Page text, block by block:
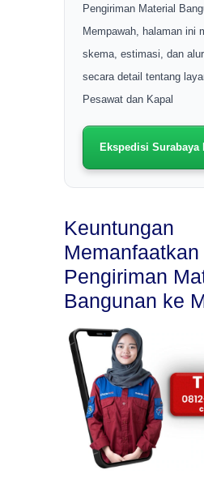
Pengiriman Material
Mempawah, halaman ini
skema, estimasi, dan
secara detail tentang
Pesawat dan Kapal
Ekspedisi Surabaya
Keuntungan
Pengiriman
Bangunan ke